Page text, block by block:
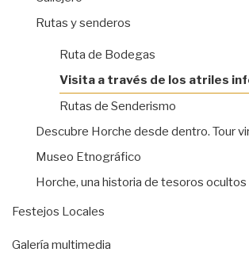
Rutas y senderos
Ruta de Bodegas
Visita a través de los atriles
Rutas de Senderismo
Descubre Horche desde dentro. Tour
Museo Etnográfico
Horche, una historia de tesoros ocultos
Festejos Locales
Galería multimedia